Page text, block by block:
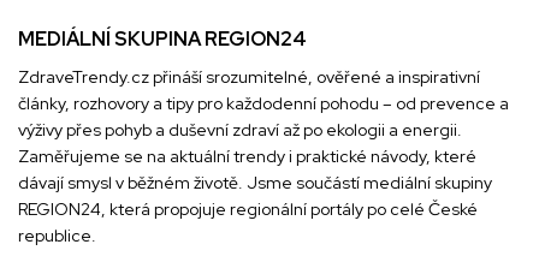
MEDIÁLNÍ SKUPINA REGION24
ZdraveTrendy.cz přináší srozumitelné, ověřené a inspirativní
články, rozhovory a tipy pro každodenní pohodu – od prevence a
výživy přes pohyb a duševní zdraví až po ekologii a energii.
Zaměřujeme se na aktuální trendy i praktické návody, které
dávají smysl v běžném životě. Jsme součástí mediální skupiny
REGION24, která propojuje regionální portály po celé České
republice.